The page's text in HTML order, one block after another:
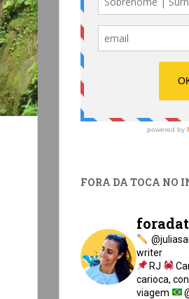
FORA DA TOCA NO
writer
RJ
carioca,
viagem